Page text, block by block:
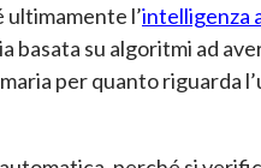
ultimamente l’intelligenza
basata su algoritmi ad
per quanto riguarda